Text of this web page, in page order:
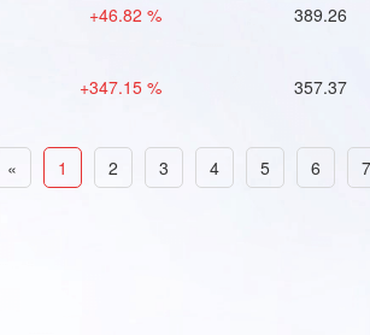
+46.82 % 389.26
+347.15 % 357.37
« 1 2 3 4 5 6 7